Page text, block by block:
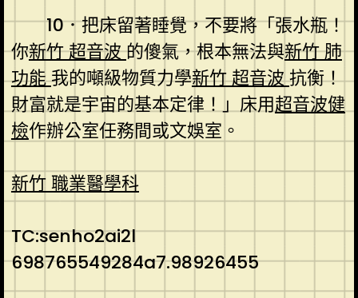
10．把床留著睡覺，不要將「張水瓶！
你新竹 超音波的傻氣，根本無法與新竹 肺
功能我的噸級物質力學新竹 超音波抗衡！
財富就是宇宙的基本定律！」床用超音波健
檢作辦公室任務間或文娛室。
新竹 職業醫學科
TC:senho2ai2l
698765549284a7.98926455